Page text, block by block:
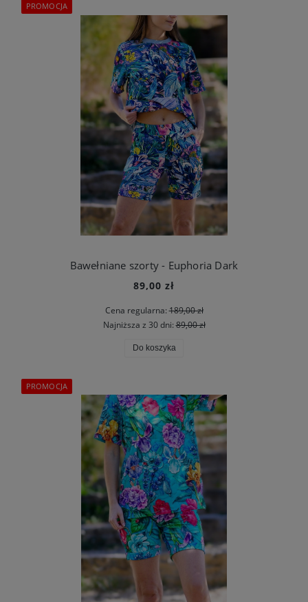
Bawełniane szorty - Euphoria Dark
89,00 zł
Cena regularna:189,00 zł
Najniższa z 30 dni:89,00 zł
Do koszyka
PROMOCJA
PROMOCJA